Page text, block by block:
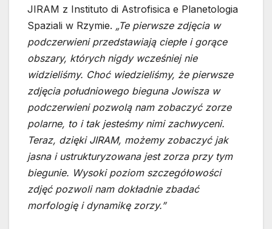
JIRAM z Instituto di Astrofisica e Planetologia
Spaziali w Rzymie. „Te pierwsze zdjęcia w
podczerwieni przedstawiają ciepłe i gorące
obszary, których nigdy wcześniej nie
widzieliśmy. Choć wiedzieliśmy, że pierwsze
zdjęcia południowego bieguna Jowisza w
podczerwieni pozwolą nam zobaczyć zorze
polarne, to i tak jesteśmy nimi zachwyceni.
Teraz, dzięki JIRAM, możemy zobaczyć jak
jasna i ustrukturyzowana jest zorza przy tym
biegunie. Wysoki poziom szczegółowości
zdjęć pozwoli nam dokładnie zbadać
morfologię i dynamikę zorzy.”